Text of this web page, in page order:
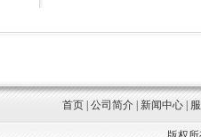
首页 |公司简介 |新闻中心